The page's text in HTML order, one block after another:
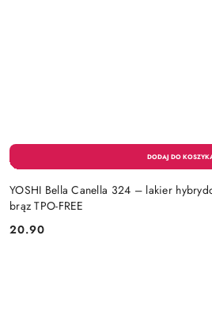
YOSHI Bella Canella 324 – lakier
brąz TPO-FREE
Cena:
20.90